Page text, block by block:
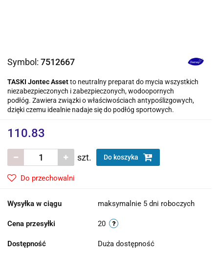
Symbol: 7512667
TASKI Jontec Assetto neutralny preparat do mycia wszystkich
niezabezpieczonych i zabezpieczonych, wodoopornych
podłóg. Zawiera związki o właściwościach antypoślizgowych,
dzięki czemu idealnie nadaje się do podłóg sportowych.
110.83
szt. Do koszyka
Do przechowalni
Wysyłka w ciągu maksymalnie 5 dni roboczych
Cena przesyłki 20
Dostępność Duża dostępność